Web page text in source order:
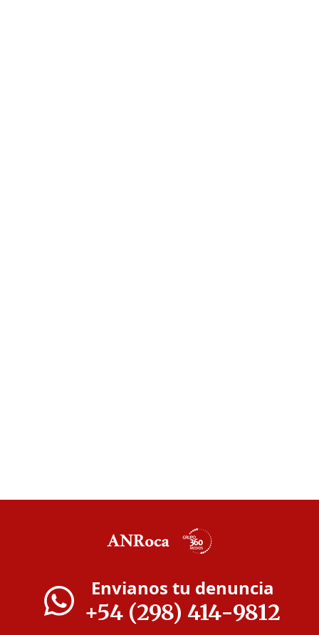
Envianos tu denuncia
+54 (298) 414-9812